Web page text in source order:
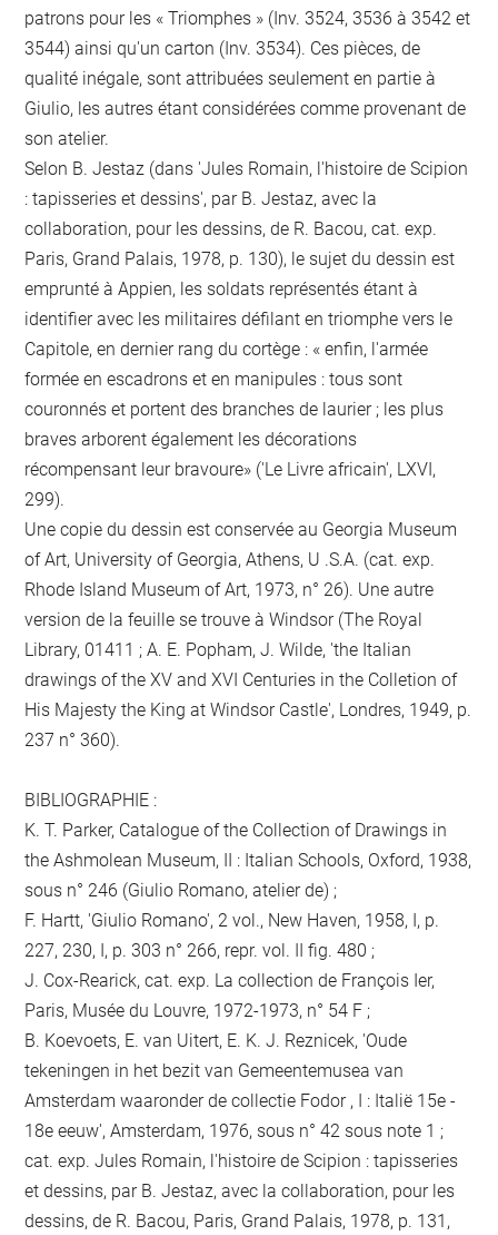
patrons pour les « Triomphes » (Inv. 3524, 3536 à 3542 et
3544) ainsi qu'un carton (Inv. 3534). Ces pièces, de
qualité inégale, sont attribuées seulement en partie à
Giulio, les autres étant considérées comme provenant de
son atelier.
Selon B. Jestaz (dans 'Jules Romain, l'histoire de Scipion
: tapisseries et dessins', par B. Jestaz, avec la
collaboration, pour les dessins, de R. Bacou, cat. exp.
Paris, Grand Palais, 1978, p. 130), le sujet du dessin est
emprunté à Appien, les soldats représentés étant à
identifier avec les militaires défilant en triomphe vers le
Capitole, en dernier rang du cortège : « enfin, l'armée
formée en escadrons et en manipules : tous sont
couronnés et portent des branches de laurier ; les plus
braves arborent également les décorations
récompensant leur bravoure» ('Le Livre africain', LXVI,
299).
Une copie du dessin est conservée au Georgia Museum
of Art, University of Georgia, Athens, U .S.A. (cat. exp.
Rhode Island Museum of Art, 1973, n° 26). Une autre
version de la feuille se trouve à Windsor (The Royal
Library, 01411 ; A. E. Popham, J. Wilde, 'the Italian
drawings of the XV and XVI Centuries in the Colletion of
His Majesty the King at Windsor Castle', Londres, 1949, p.
237 n° 360).
BIBLIOGRAPHIE :
K. T. Parker, Catalogue of the Collection of Drawings in
the Ashmolean Museum, II : Italian Schools, Oxford, 1938,
sous n° 246 (Giulio Romano, atelier de) ;
F. Hartt, 'Giulio Romano', 2 vol., New Haven, 1958, I, p.
227, 230, I, p. 303 n° 266, repr. vol. II fig. 480 ;
J. Cox-Rearick, cat. exp. La collection de François Ier,
Paris, Musée du Louvre, 1972-1973, n° 54 F ;
B. Koevoets, E. van Uitert, E. K. J. Reznicek, 'Oude
tekeningen in het bezit van Gemeentemusea van
Amsterdam waaronder de collectie Fodor , I : Italië 15e -
18e eeuw', Amsterdam, 1976, sous n° 42 sous note 1 ;
cat. exp. Jules Romain, l'histoire de Scipion : tapisseries
et dessins, par B. Jestaz, avec la collaboration, pour les
dessins, de R. Bacou, Paris, Grand Palais, 1978, p. 131,